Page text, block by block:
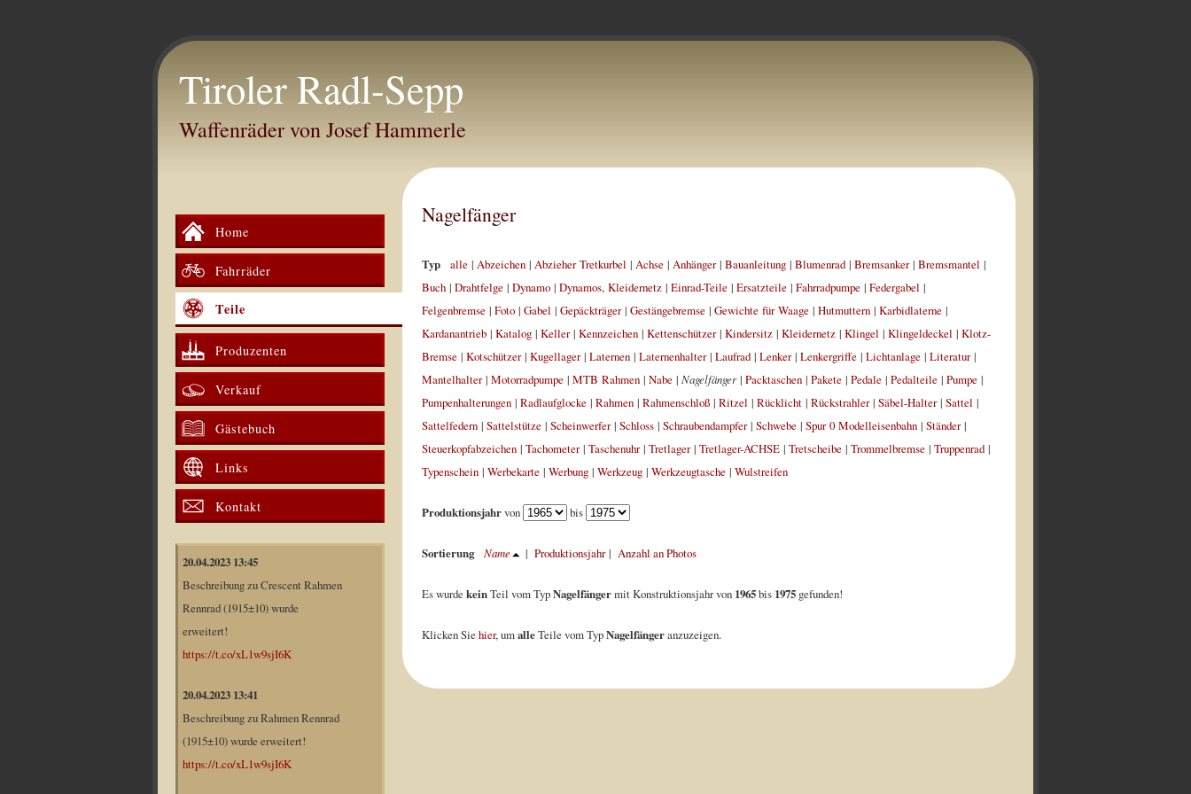
Tiroler Radl-Sepp
Waffenräder von Josef Hammerle
Home
Fahrräder
Teile
Produzenten
Verkauf
Gästebuch
Links
Kontakt
20.04.2023 13:45
Beschreibung zu Crescent Rahmen
Rennrad (1915±10) wurde
erweitert!
https://t.co/xL1w9sjI6K
20.04.2023 13:41
Beschreibung zu Rahmen Rennrad
(1915±10) wurde erweitert!
https://t.co/xL1w9sjI6K
Nagelfänger
Typ alle| Abzeichen| Abzieher Tretkurbel | Achse| Anhänger| Bauanleitung| Blumenrad| Bremsanker| Bremsmantel |
Buch| Drahtfelge| Dynamo| Dynamos, Kleidernetz| Einrad-Teile| Ersatzteile| Fahrradpumpe| Federgabel |
Felgenbremse| Foto| Gabel | Gepäckträger| Gestängebremse| Gewichte für Waage| Hutmuttern| Karbidlaterne|
Kardanantrieb| Katalog| Keller| Kennzeichen| Kettenschützer| Kindersitz| Kleidernetz| Klingel | Klingeldeckel | Klotz-
Bremse| Kotschützer| Kugellager| Laternen| Laternenhalter| Laufrad| Lenker| Lenkergriffe| Lichtanlage| Literatur|
Mantelhalter| Motorradpumpe| MTB Rahmen| Nabe| Nagelfänger| Packtaschen| Pakete| Pedale| Pedalteile| Pumpe|
Pumpenhalterungen| Radlaufglocke| Rahmen| Rahmenschloß| Ritzel | Rücklicht| Rückstrahler| Säbel-Halter| Sattel |
Sattelfedern| Sattelstütze| Scheinwerfer| Schloss| Schraubendampfer| Schwebe| Spur 0 Modelleisenbahn| Ständer|
Steuerkopfabzeichen| Tachometer| Taschenuhr| Tretlager| Tretlager-ACHSE| Tretscheibe| Trommelbremse| Truppenrad|
Typenschein| Werbekarte| Werbung| Werkzeug| Werkzeugtasche| Wulstreifen
Produktionsjahrvon bis
Sortierung Name | Produktionsjahr| Anzahl an Photos
Es wurdekeinTeil vom TypNagelfängermit Konstruktionsjahr von 1965bis 1975gefunden!
Klicken Siehier, umalleTeile vom TypNagelfängeranzuzeigen.